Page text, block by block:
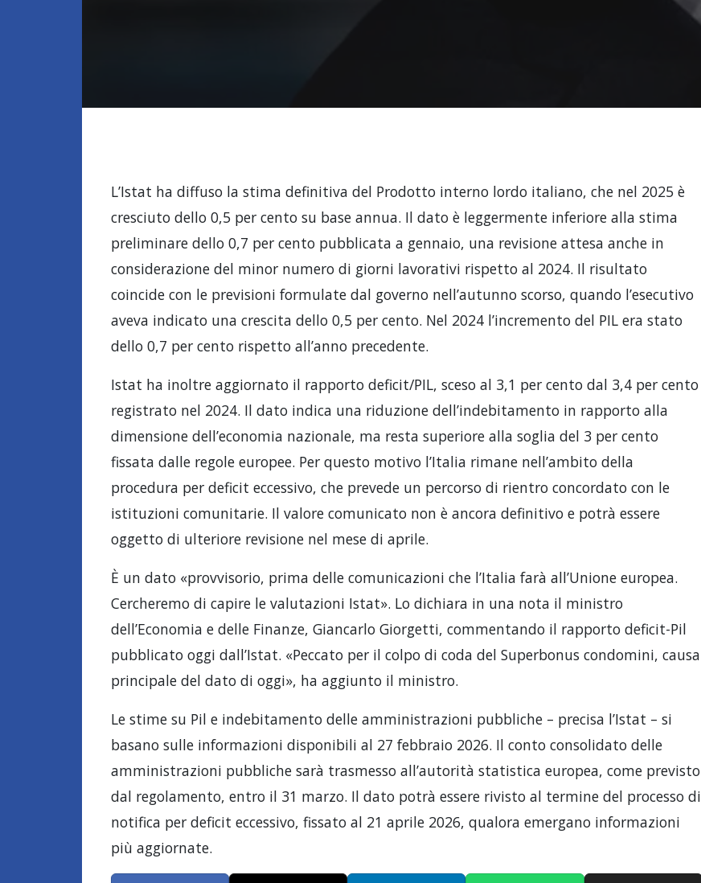
L’Istat ha diffuso la stima definitiva del Prodotto interno lordo italiano, che nel 2025 è
cresciuto dello 0,5 per cento su base annua. Il dato è leggermente inferiore alla stima
preliminare dello 0,7 per cento pubblicata a gennaio, una revisione attesa anche in
considerazione del minor numero di giorni lavorativi rispetto al 2024. Il risultato
coincide con le previsioni formulate dal governo nell’autunno scorso, quando l’esecutivo
aveva indicato una crescita dello 0,5 per cento. Nel 2024 l’incremento del PIL era stato
dello 0,7 per cento rispetto all’anno precedente.
Istat ha inoltre aggiornato il rapporto deficit/PIL, sceso al 3,1 per cento dal 3,4 per cento
registrato nel 2024. Il dato indica una riduzione dell’indebitamento in rapporto alla
dimensione dell’economia nazionale, ma resta superiore alla soglia del 3 per cento
fissata dalle regole europee. Per questo motivo l’Italia rimane nell’ambito della
procedura per deficit eccessivo, che prevede un percorso di rientro concordato con le
istituzioni comunitarie. Il valore comunicato non è ancora definitivo e potrà essere
oggetto di ulteriore revisione nel mese di aprile.
È un dato «provvisorio, prima delle comunicazioni che l’Italia farà all’Unione europea.
Cercheremo di capire le valutazioni Istat». Lo dichiara in una nota il ministro
dell’Economia e delle Finanze, Giancarlo Giorgetti, commentando il rapporto deficit-Pil
pubblicato oggi dall’Istat. «Peccato per il colpo di coda del Superbonus condomini, causa
principale del dato di oggi», ha aggiunto il ministro.
Le stime su Pil e indebitamento delle amministrazioni pubbliche – precisa l’Istat – si
basano sulle informazioni disponibili al 27 febbraio 2026. Il conto consolidato delle
amministrazioni pubbliche sarà trasmesso all’autorità statistica europea, come previsto
dal regolamento, entro il 31 marzo. Il dato potrà essere rivisto al termine del processo di
notifica per deficit eccessivo, fissato al 21 aprile 2026, qualora emergano informazioni
più aggiornate.